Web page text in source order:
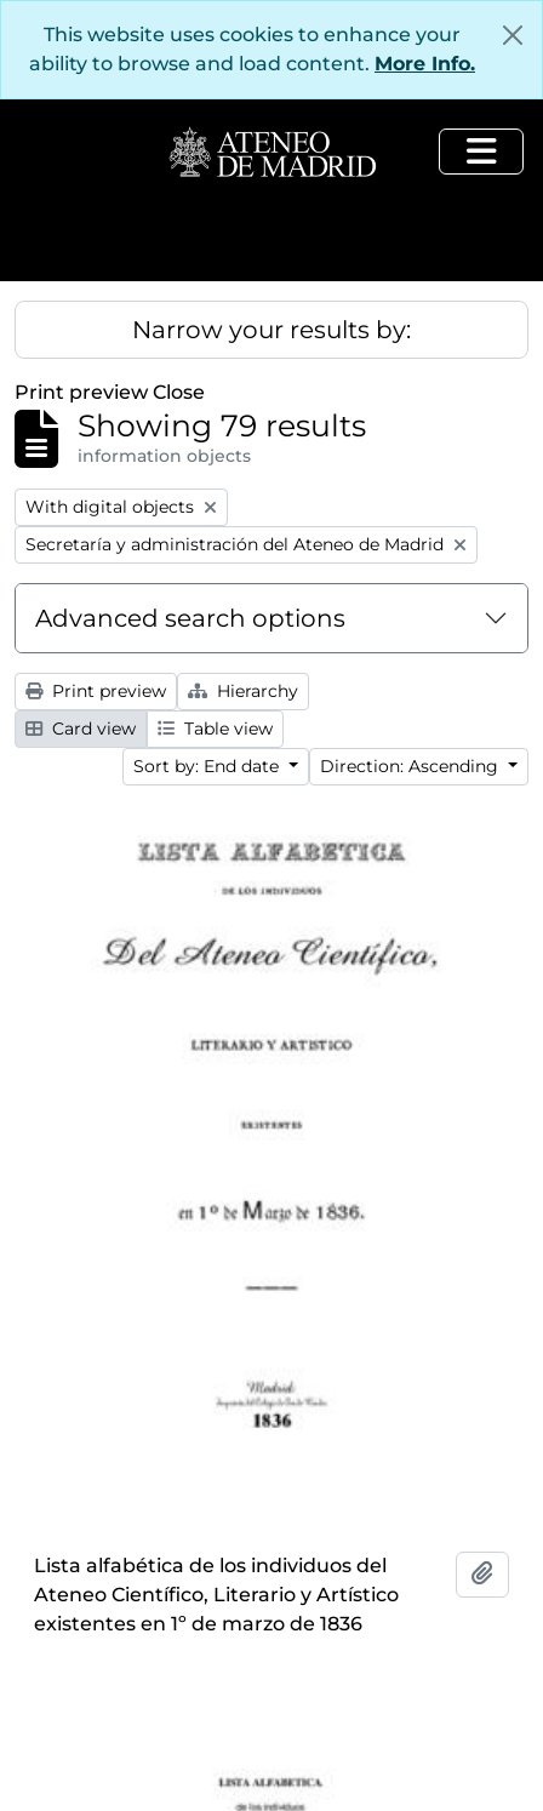
This website uses cookies to enhance your
ability to browse and load content. More Info.
Narrow your results by:
Print preview Close
Showing 79 results
information objects
Remove filter:
With digital objects
Remove filter:
Secretaría y administración del Ateneo de Madrid
Advanced search options
Print preview
Hierarchy
Card view
Table view
Sort by: End date
Direction: Ascending
Lista alfabética de los individuos del
Ateneo Científico, Literario y Artístico
existentes en 1º de marzo de 1836